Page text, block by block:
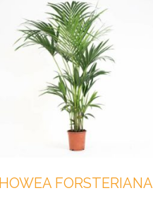
HOWEA FORSTERIANA